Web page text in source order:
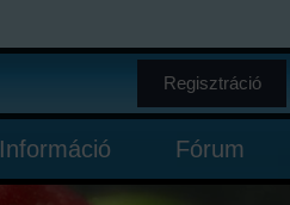
Regisztráció
Információ Fórum